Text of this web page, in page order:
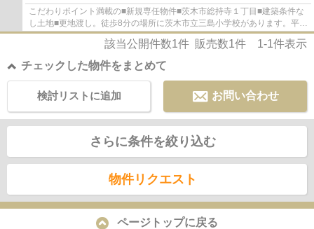
こだわりポイント満載の■新規専任物件■茨木市総持寺１丁目■建築条件な
し土地■更地渡し。徒歩8分の場所に茨木市立三島小学校があります。平坦
地なので、傾斜地よりも工事費をダウンさせ...
該当公開件数1件 販売数1件 1-1件表示
チェックした物件をまとめて
お問い合わせ
検討リストに追加
さらに条件を絞り込む
物件リクエスト
ページトップに戻る